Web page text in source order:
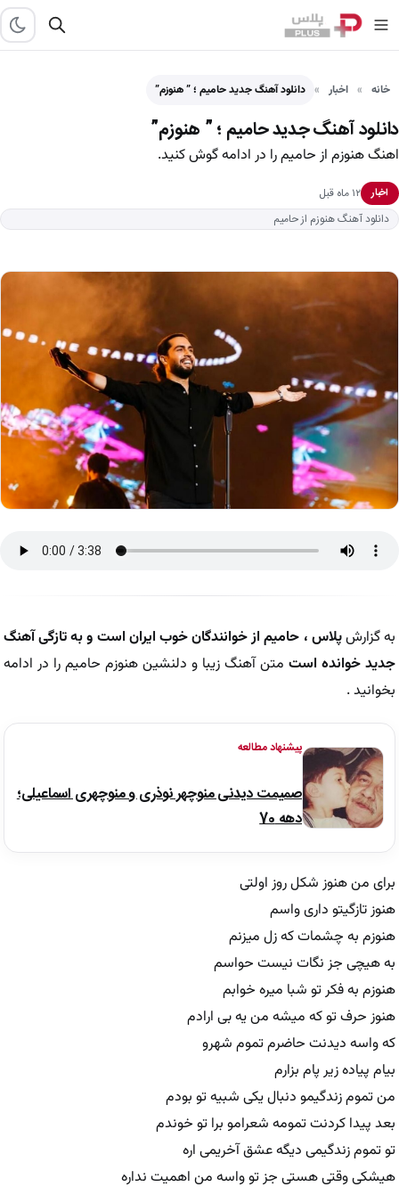
خانه اخبار دانلود آهنگ جدید حامیم ؛ ” هنوزم”
دانلود آهنگ جدید حامیم ؛ ” هنوزم”
اهنگ هنوزم از حامیم را در ادامه گوش کنید.
اخبار
۱۲ ماه قبل
دانلود آهنگ هنوزم از حامیم
به گزارشپلاس ، حامیم از خوانندگان خوب ایران است و به تازگی آهنگ
جدید خوانده است متن آهنگ زیبا و دلنشین هنوزم حامیم را در ادامه
بخوانید .
پیشنهاد مطالعه
صمیمت دیدنی منوچهر نوذری و منوچهری اسماعیلی؛
دهه 70
برای من هنوز شکل روز اولتی
هنوز تازگیتو داری واسم
هنوزم به چشمات که زل میزنم
به هیچی جز نگات نیست حواسم
هنوزم به فکر تو شبا میره خوابم
هنوز حرف تو که میشه من یه بی ارادم
که واسه دیدنت حاضرم تموم شهرو
بیام پیاده زیر پام بزارم
من تموم زندگیمو دنبال یکی شبیه تو بودم
بعد پیدا کردنت تمومه شعرامو برا تو خوندم
تو تموم زندگیمی دیگه عشق آخریمی اره
هیشکی وقتی هستی جز تو واسه من اهمیت نداره